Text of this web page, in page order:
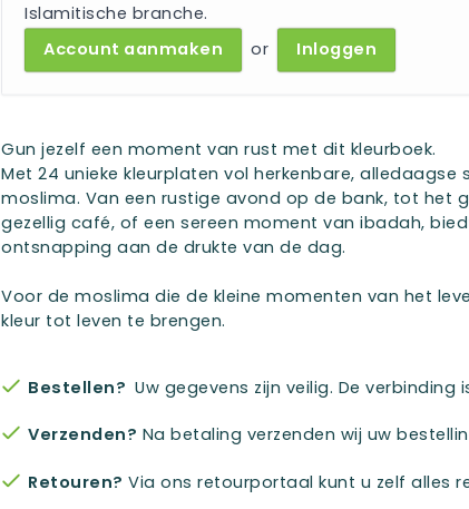
Islamitische branche.
Account aanmaken
or Inloggen
Gun jezelf een moment van rust met dit kleurboek.
Met 24 unieke kleurplaten vol herkenbare, alledaagse
moslima. Van een rustige avond op de bank, tot het
gezellig café, of een sereen moment van ibadah,
ontsnapping aan de drukte van de dag.
Voor de moslima die de kleine momenten van het
kleur tot leven te brengen.
Bestellen? Uw gegevens zijn veilig. De verbinding
Verzenden? Na betaling verzenden wij uw
Retouren? Via ons retourportaal kunt u zelf alles